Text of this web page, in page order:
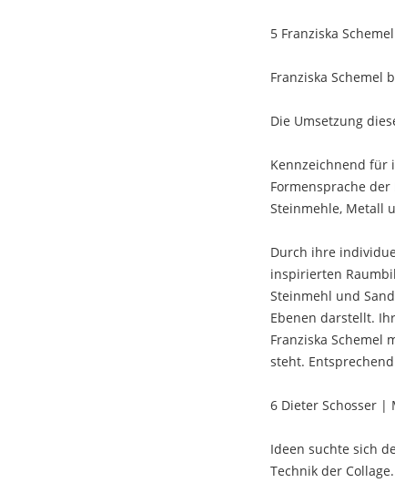
5 Franziska
Franziska Schemel
Die Umsetzung
Kennzeichnend für
Formensprache
Steinmehle, Metall
Durch ihre
inspirierten
Steinmehl und
Ebenen darstellt.
Franziska Schemel
steht.
6 Dieter Schosser |
Ideen suchte sich
Technik der